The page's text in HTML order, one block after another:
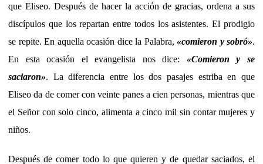
que Eliseo. Después de hacer la acción de gracias, ordena a sus
discípulos que los repartan entre todos los asistentes. El prodigio
se repite. En aquella ocasión dice la Palabra, «comieron y sobró».
En esta ocasión el evangelista nos dice: «Comieron y se
saciaron». La diferencia entre los dos pasajes estriba en que
Eliseo da de comer con veinte panes a cien personas, mientras que
el Señor con solo cinco, alimenta a cinco mil sin contar mujeres y
niños.
Después de comer todo lo que quieren y de quedar saciados, el